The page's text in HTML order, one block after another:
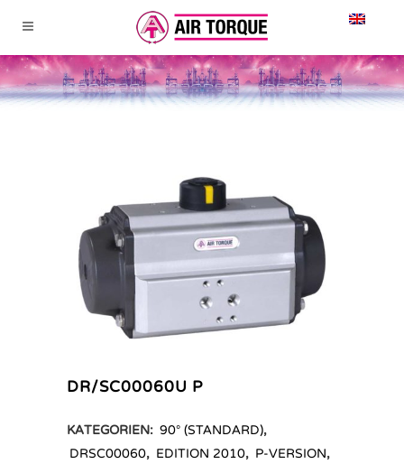
DR/SC00060U P
KATEGORIEN: 90° (STANDARD),
DRSC00060, EDITION 2010, P-VERSION,